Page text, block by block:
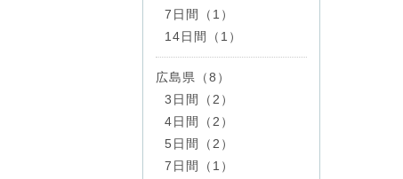
7日間（1）
14日間（1）
広島県（8）
3日間（2）
4日間（2）
5日間（2）
7日間（1）